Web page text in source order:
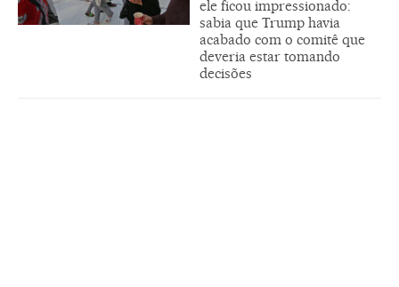
ele ficou impressionado:
sabia que Trump havia
acabado com o comitê que
deveria estar tomando
decisões